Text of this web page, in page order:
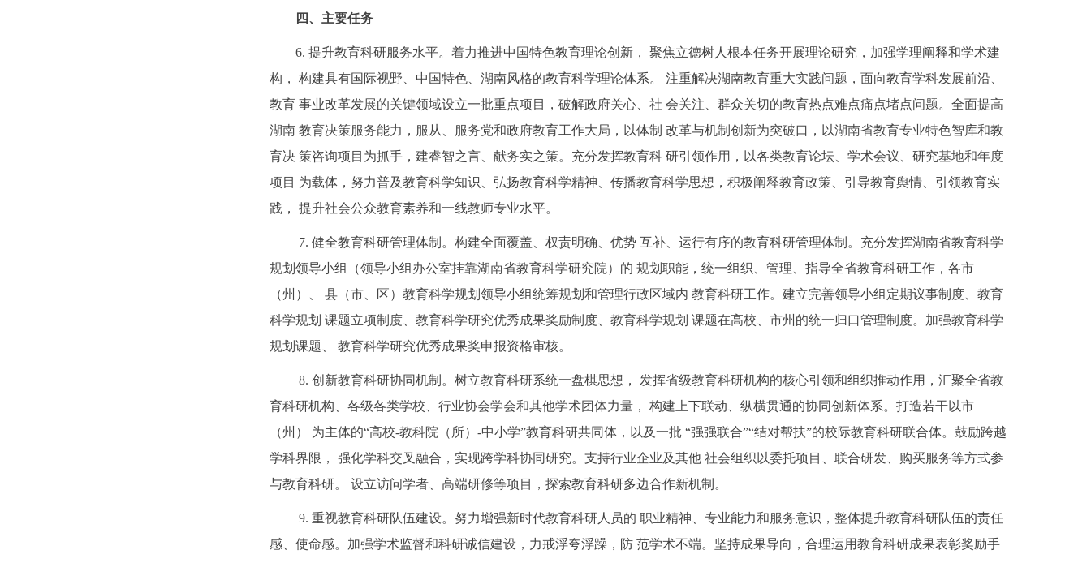
四、主要任务
6. 提升教育科研服务水平。着力推进中国特色教育理论创新， 聚焦立德树人根本任务开展理论研究，加强学理阐释和学术建
构， 构建具有国际视野、中国特色、湖南风格的教育科学理论体系。 注重解决湖南教育重大实践问题，面向教育学科发展前沿、
教育 事业改革发展的关键领域设立一批重点项目，破解政府关心、社 会关注、群众关切的教育热点难点痛点堵点问题。全面提高
湖南 教育决策服务能力，服从、服务党和政府教育工作大局，以体制 改革与机制创新为突破口，以湖南省教育专业特色智库和教
育决 策咨询项目为抓手，建睿智之言、献务实之策。充分发挥教育科 研引领作用，以各类教育论坛、学术会议、研究基地和年度
项目 为载体，努力普及教育科学知识、弘扬教育科学精神、传播教育科学思想，积极阐释教育政策、引导教育舆情、引领教育实
践， 提升社会公众教育素养和一线教师专业水平。
7. 健全教育科研管理体制。构建全面覆盖、权责明确、优势 互补、运行有序的教育科研管理体制。充分发挥湖南省教育科学
规划领导小组（领导小组办公室挂靠湖南省教育科学研究院）的 规划职能，统一组织、管理、指导全省教育科研工作，各市
（州）、 县（市、区）教育科学规划领导小组统筹规划和管理行政区域内 教育科研工作。建立完善领导小组定期议事制度、教育
科学规划 课题立项制度、教育科学研究优秀成果奖励制度、教育科学规划 课题在高校、市州的统一归口管理制度。加强教育科学
规划课题、 教育科学研究优秀成果奖申报资格审核。
8. 创新教育科研协同机制。树立教育科研系统一盘棋思想， 发挥省级教育科研机构的核心引领和组织推动作用，汇聚全省教
育科研机构、各级各类学校、行业协会学会和其他学术团体力量， 构建上下联动、纵横贯通的协同创新体系。打造若干以市
（州） 为主体的“高校-教科院（所）-中小学”教育科研共同体，以及一批 “强强联合”“结对帮扶”的校际教育科研联合体。鼓励跨越
学科界限， 强化学科交叉融合，实现跨学科协同研究。支持行业企业及其他 社会组织以委托项目、联合研发、购买服务等方式参
与教育科研。 设立访问学者、高端研修等项目，探索教育科研多边合作新机制。
9. 重视教育科研队伍建设。努力增强新时代教育科研人员的 职业精神、专业能力和服务意识，整体提升教育科研队伍的责任
感、使命感。加强学术监督和科研诚信建设，力戒浮夸浮躁，防 范学术不端。坚持成果导向，合理运用教育科研成果表彰奖励手